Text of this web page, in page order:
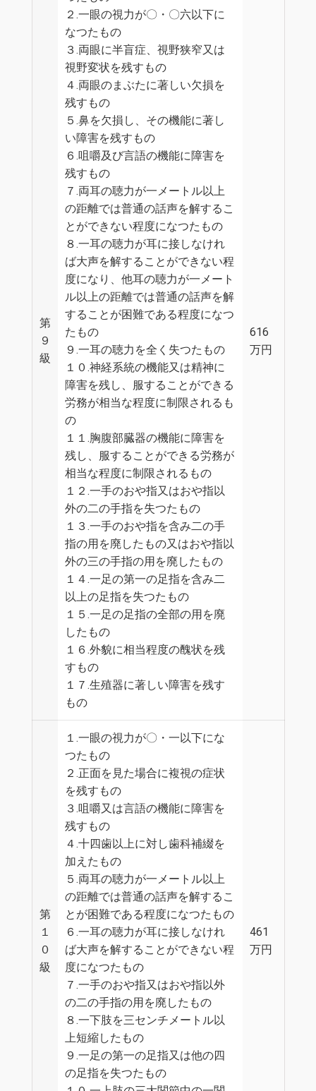
第
９
級
２.一眼の視力が〇・〇六以下に
なつたもの
３.両眼に半盲症、視野狭窄又は
視野変状を残すもの
４.両眼のまぶたに著しい欠損を
残すもの
５.鼻を欠損し、その機能に著し
い障害を残すもの
６.咀嚼及び言語の機能に障害を
残すもの
７.両耳の聴力が一メートル以上
の距離では普通の話声を解するこ
とができない程度になつたもの
８.一耳の聴力が耳に接しなけれ
ば大声を解することができない程
度になり、他耳の聴力が一メート
ル以上の距離では普通の話声を解
することが困難である程度になつ
たもの
９.一耳の聴力を全く失つたもの
１０.神経系統の機能又は精神に
障害を残し、服することができる
労務が相当な程度に制限されるも
の
１１.胸腹部臓器の機能に障害を
残し、服することができる労務が
相当な程度に制限されるもの
１２.一手のおや指又はおや指以
外の二の手指を失つたもの
１３.一手のおや指を含み二の手
指の用を廃したもの又はおや指以
外の三の手指の用を廃したもの
１４.一足の第一の足指を含み二
以上の足指を失つたもの
１５.一足の足指の全部の用を廃
したもの
１６.外貌に相当程度の醜状を残
すもの
１７.生殖器に著しい障害を残す
もの
616
万円
第
１
０
級
１.一眼の視力が〇・一以下にな
つたもの
２.正面を見た場合に複視の症状
を残すもの
３.咀嚼又は言語の機能に障害を
残すもの
４.十四歯以上に対し歯科補綴を
加えたもの
５.両耳の聴力が一メートル以上
の距離では普通の話声を解するこ
とが困難である程度になつたもの
６.一耳の聴力が耳に接しなけれ
ば大声を解することができない程
度になつたもの
７.一手のおや指又はおや指以外
の二の手指の用を廃したもの
８.一下肢を三センチメートル以
上短縮したもの
９.一足の第一の足指又は他の四
の足指を失つたもの
461
万円